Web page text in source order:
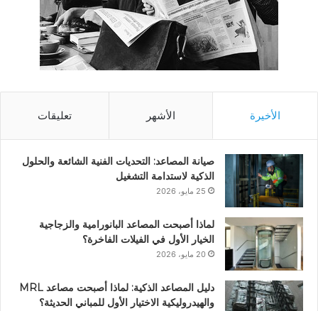
الأخيرة الأشهر تعليقات
صيانة المصاعد: التحديات الفنية الشائعة والحلول
الذكية لاستدامة التشغيل
25 مايو، 2026
لماذا أصبحت المصاعد البانورامية والزجاجية
الخيار الأول في الفيلات الفاخرة؟
20 مايو، 2026
دليل المصاعد الذكية: لماذا أصبحت مصاعد MRL
والهيدروليكية الاختيار الأول للمباني الحديثة؟